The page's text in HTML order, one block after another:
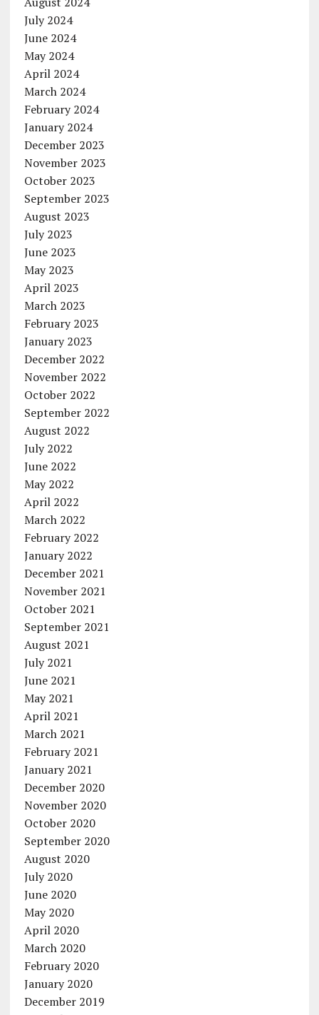
July 2024
June 2024
May 2024
April 2024
March 2024
February 2024
January 2024
December 2023
November 2023
October 2023
September 2023
August 2023
July 2023
June 2023
May 2023
April 2023
March 2023
February 2023
January 2023
December 2022
November 2022
October 2022
September 2022
August 2022
July 2022
June 2022
May 2022
April 2022
March 2022
February 2022
January 2022
December 2021
November 2021
October 2021
September 2021
August 2021
July 2021
June 2021
May 2021
April 2021
March 2021
February 2021
January 2021
December 2020
November 2020
October 2020
September 2020
August 2020
July 2020
June 2020
May 2020
April 2020
March 2020
February 2020
January 2020
December 2019